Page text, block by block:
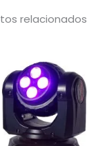
relacionados